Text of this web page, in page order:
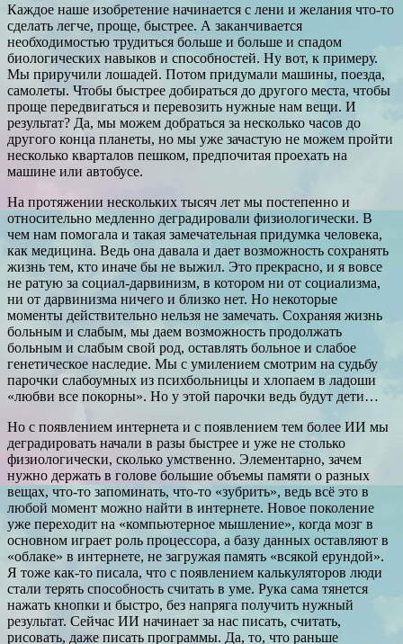
Каждое наше изобретение начинается с лени и желания что-то
сделать легче, проще, быстрее. А заканчивается
необходимостью трудиться больше и больше и спадом
биологических навыков и способностей. Ну вот, к примеру.
Мы приручили лошадей. Потом придумали машины, поезда,
самолеты. Чтобы быстрее добираться до другого места, чтобы
проще передвигаться и перевозить нужные нам вещи. И
результат? Да, мы можем добраться за несколько часов до
другого конца планеты, но мы уже зачастую не можем пройти
несколько кварталов пешком, предпочитая проехать на
машине или автобусе.
На протяжении нескольких тысяч лет мы постепенно и
относительно медленно деградировали физиологически. В
чем нам помогала и такая замечательная придумка человека,
как медицина. Ведь она давала и дает возможность сохранять
жизнь тем, кто иначе бы не выжил. Это прекрасно, и я вовсе
не ратую за социал-дарвинизм, в котором ни от социализма,
ни от дарвинизма ничего и близко нет. Но некоторые
моменты действительно нельзя не замечать. Сохраняя жизнь
больным и слабым, мы даем возможность продолжать
больным и слабым свой род, оставлять больное и слабое
генетическое наследие. Мы с умилением смотрим на судьбу
парочки слабоумных из психбольницы и хлопаем в ладоши
«любви все покорны». Но у этой парочки ведь будут дети…
Но с появлением интернета и с появлением тем более ИИ мы
деградировать начали в разы быстрее и уже не столько
физиологически, сколько умственно. Элементарно, зачем
нужно держать в голове большие объемы памяти о разных
вещах, что-то запоминать, что-то «зубрить», ведь всё это в
любой момент можно найти в интернете. Новое поколение
уже переходит на «компьютерное мышление», когда мозг в
основном играет роль процессора, а базу данных оставляют в
«облаке» в интернете, не загружая память «всякой ерундой».
Я тоже как-то писала, что с появлением калькуляторов люди
стали терять способность считать в уме. Рука сама тянется
нажать кнопки и быстро, без напряга получить нужный
результат. Сейчас ИИ начинает за нас писать, считать,
рисовать, даже писать программы. Да, то, что раньше